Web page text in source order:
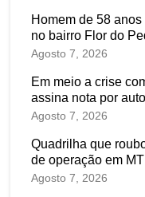
Homem de 58
no bairro Flor do
Agosto 7, 2026
Em meio a crise
assina nota por
Agosto 7, 2026
Quadrilha que
de operação em MT
Agosto 7, 2026